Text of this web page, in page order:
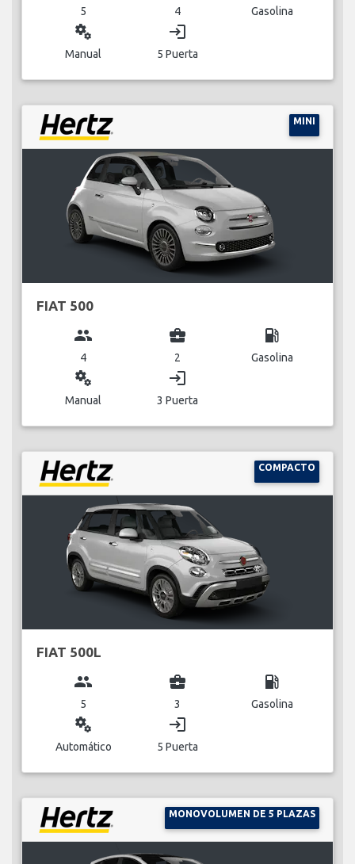
5 4 Gasolina
miscellaneous_services
Manual
login
5 Puerta
MINI
FIAT 500
group
4
business_center
2
local_gas_station
Gasolina
miscellaneous_services
Manual
login
3 Puerta
COMPACTO
FIAT 500L
group
5
business_center
3
local_gas_station
Gasolina
miscellaneous_services
Automático
login
5 Puerta
MONOVOLUMEN DE 5 PLAZAS